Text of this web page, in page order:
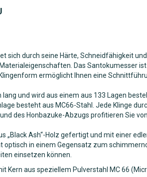
sich durch seine Härte, Schneidfähigkeit
Das Santokumesser
ermöglicht Ihnen eine
lang und wird aus einem aus 133 Lagen
besteht aus MC66-Stahl. Jede Klinge
des Honbazuke-Abzugs profitieren Sie
„Black Ash“-Holz gefertigt und mit einer
optisch in einem Gegensatz zum
einsetzen können.
Kern aus speziellem Pulverstahl MC 66